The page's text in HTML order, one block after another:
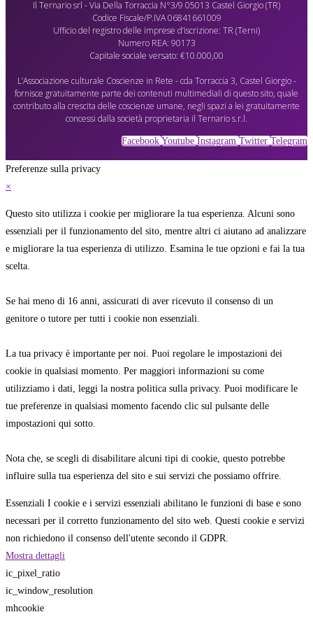
Il Ternario srl - Via Della Torraccia N°3/9 05013 Castel Giorgio (TR)
Codice Fiscale/P.IVA 06841661009
Ufficio del registro delle imprese d’iscrizione: TR (Terni)
Numero REA: 90173
Capitale sociale versato: €10.000,00
L’Associazione culturale Coscienze in Rete - cda Torraccia 3, Castel Giorgio -
fornisce gratuitamente parte dei contenuti multimediali di questo sito, quale
contributo alla crescita delle coscienze umane, negli spazi a lei gratuitamente
concessi dalla società proprietaria il Ternario s.r.l.
Facebook Youtube Instagram Twitter Telegram
Preferenze sulla privacy
×
Questo sito utilizza i cookie per migliorare la tua esperienza. Alcuni sono
essenziali per il funzionamento del sito, mentre altri ci aiutano ad analizzare
e migliorare la tua esperienza di utilizzo. Esamina le tue opzioni e fai la tua
scelta.
Se hai meno di 16 anni, assicurati di aver ricevuto il consenso di un
genitore o tutore per tutti i cookie non essenziali.
La tua privacy è importante per noi. Puoi regolare le impostazioni dei
cookie in qualsiasi momento. Per maggiori informazioni su come
utilizziamo i dati, leggi la nostra politica sulla privacy. Puoi modificare le
tue preferenze in qualsiasi momento facendo clic sul pulsante delle
impostazioni qui sotto.
Nota che, se scegli di disabilitare alcuni tipi di cookie, questo potrebbe
influire sulla tua esperienza del sito e sui servizi che possiamo offrire.
Essenziali I cookie e i servizi essenziali abilitano le funzioni di base e sono
necessari per il corretto funzionamento del sito web. Questi cookie e servizi
non richiedono il consenso dell'utente secondo il GDPR.
Mostra dettagli
ic_pixel_ratio
ic_window_resolution
mhcookie